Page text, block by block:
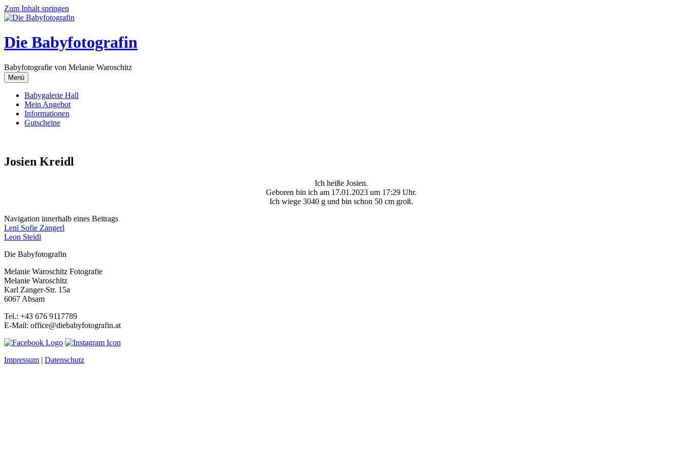
Zum Inhalt springen
Die Babyfotografin
Babyfotografie von Melanie Waroschitz
Menü
Babygalerie Hall
Mein Angebot
Informationen
Gutscheine
Josien Kreidl
Ich heiße Josien.
Geboren bin ich am 17.01.2023 um 17:29 Uhr.
Ich wiege 3040 g und bin schon 50 cm groß.
Navigation innerhalb eines Beitrags
Leni Sofie Zangerl
Leon Steidl
Die Babyfotografin
Melanie Waroschitz Fotografie
Melanie Waroschitz
Karl Zanger-Str. 15a
6067 Absam
Tel.: +43 676 9117789
E-Mail: office@diebabyfotografin.at
Impressum | Datenschutz